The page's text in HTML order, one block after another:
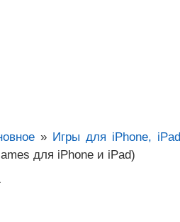
» Игры для iPhone, iPad
для iPhone и iPad)